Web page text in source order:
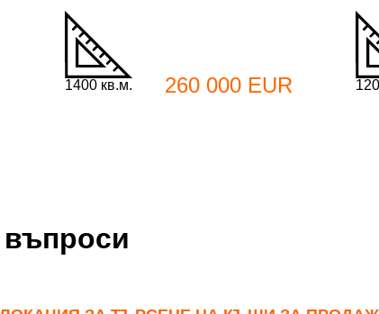
1400 кв.м. 260 000 EUR
въпроси